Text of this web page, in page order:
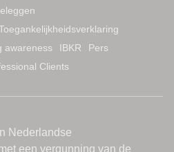
awareness IBKR
Pers
Clients